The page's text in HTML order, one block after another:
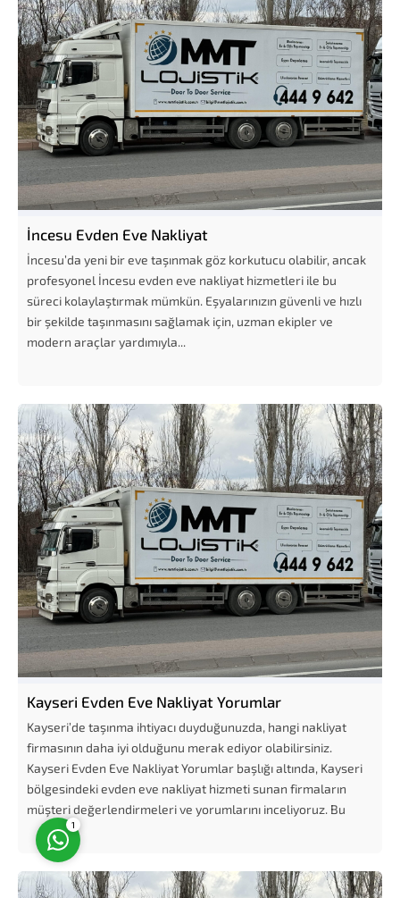
İncesu Evden Eve Nakliyat
İncesu’da yeni bir eve taşınmak göz korkutucu olabilir, ancak
profesyonel İncesu evden eve nakliyat hizmetleri ile bu
süreci kolaylaştırmak mümkün. Eşyalarınızın güvenli ve hızlı
bir şekilde taşınmasını sağlamak için, uzman ekipler ve
modern araçlar yardımıyla...
Kayseri Evden Eve Nakliyat Yorumlar
Kayseri’de taşınma ihtiyacı duyduğunuzda, hangi nakliyat
firmasının daha iyi olduğunu merak ediyor olabilirsiniz.
Kayseri Evden Eve Nakliyat Yorumlar başlığı altında, Kayseri
bölgesindeki evden eve nakliyat hizmeti sunan firmaların
müşteri değerlendirmeleri ve yorumlarını inceliyoruz. Bu
sayede,...
Müşteri Temsilcisi
Cevap Yaz
1